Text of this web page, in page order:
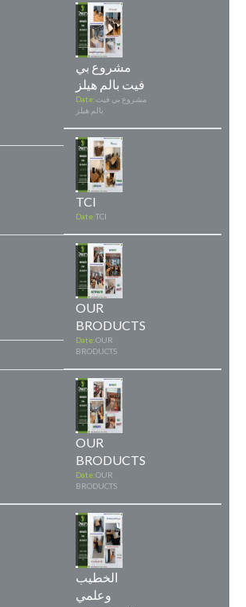
مشروع بي
فيت بالم هيلز
Date:مشروع بي فيت
بالم هيلز
TCI
Date:TCI
OUR
BRODUCTS
Date:OUR
BRODUCTS
OUR
BRODUCTS
Date:OUR
BRODUCTS
الخطيب
وعلمي